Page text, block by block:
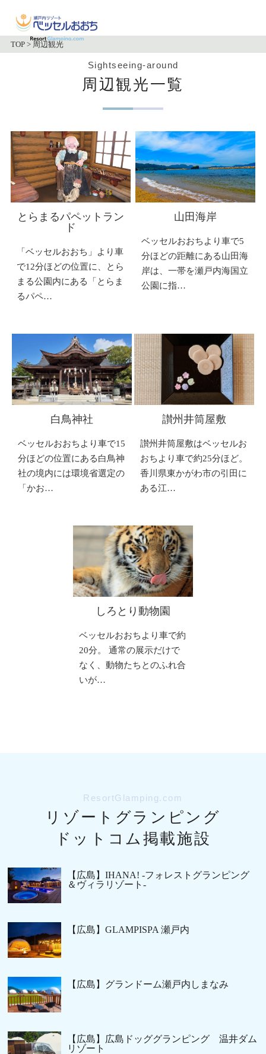
TOP > 周辺観光
Sightseeing-around
周辺観光一覧
とらまるパペットラン
ド
「ベッセルおおち」より車
で12分ほどの位置に、とら
まる公園内にある「とらま
るパペ…
山田海岸
ベッセルおおちより車で5
分ほどの距離にある山田海
岸は、一帯を瀬戸内海国立
公園に指…
白鳥神社
ベッセルおおちより車で15
分ほどの位置にある白鳥神
社の境内には環境省選定の
「かお…
讃州井筒屋敷
讃州井筒屋敷はベッセルお
おちより車で約25分ほど。
香川県東かがわ市の引田に
ある江…
しろとり動物園
ベッセルおおちより車で約
20分。 通常の展示だけで
なく、動物たちとのふれ合
いが…
ResortGlamping.com
リゾートグランピング
ドットコム掲載施設
【広島】IHANA! -フォレストグランピング
＆ヴィラリゾート-
【広島】GLAMPISPA 瀬戸内
【広島】グランドーム瀬戸内しまなみ
【広島】広島ドッググランピング 温井ダム
リゾート